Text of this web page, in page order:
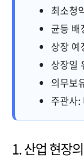
최소청
균등 배
상장 예
상장일
의무보
주관사:
1. 산업 현장